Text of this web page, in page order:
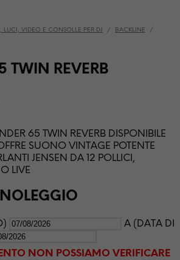
VIDEO E CONSOLLE PER DJ / BACKLINE
/
TWIN REVERB
65 TWIN REVERB DISPONIBILE
SUONO VINTAGE POTENTE
JENSEN DA 12 POLLICI,
LIVE
A (DATA DI
NON POSSIAMO VERIFICARE